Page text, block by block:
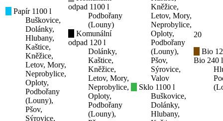
Papír 1100 l
Buškovice,
Dolánky,
Hlubany,
Kaštice,
Kněžice,
Letov, Mory,
Neprobylice,
Oploty,
Podbořany
(Louny),
Pšov,
Sýrovice,
odpad 1100 l
Podbořany
(Louny)
Komunální
odpad 120 l
Dolánky,
Kaštice,
Kněžice,
Letov, Mory,
Neprobylice,
Oploty,
Podbořany
(Louny),
Kněžice,
Letov, Mory,
Neprobylice,
Oploty,
Podbořany
(Louny),
Pšov,
Sýrovice,
Valov
Sklo 1100 l
Buškovice,
Dolánky,
Hlubany,
20
Bio
Bio 240 l